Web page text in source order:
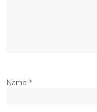
Name*